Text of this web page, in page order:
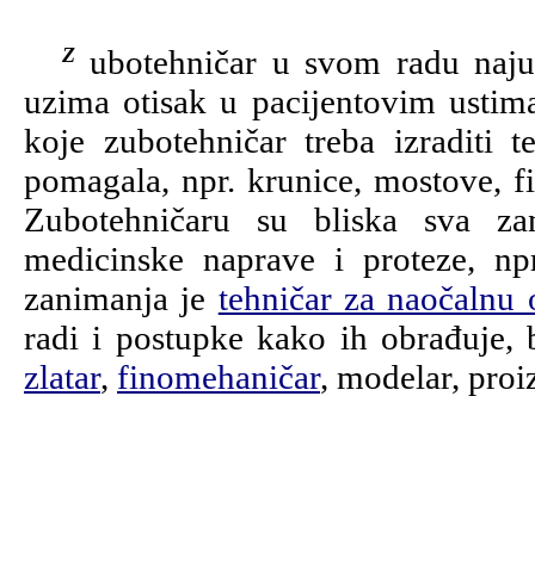
Zubotehničar u svom radu
uzima otisak u pacijentovim
koje zubotehničar treba izraditi
pomagala, npr. krunice, mostove,
Zubotehničaru su bliska sva
medicinske naprave i proteze,
zanimanja je tehničar za naočalnu
radi i postupke kako ih obrađuje,
zlatar, finomehaničar, modelar,